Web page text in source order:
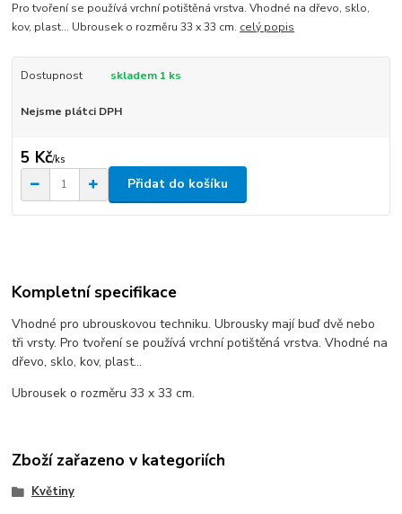
Pro tvoření se používá vrchní potištěná vrstva. Vhodné na dřevo, sklo,
kov, plast... Ubrousek o rozměru 33 x 33 cm. celý popis
Dostupnost skladem 1 ks
Nejsme plátci DPH
5 Kč/ks
Přidat do košíku
Kompletní specifikace
Vhodné pro ubrouskovou techniku. Ubrousky mají buď dvě nebo
tři vrsty. Pro tvoření se používá vrchní potištěná vrstva. Vhodné na
dřevo, sklo, kov, plast...
Ubrousek o rozměru 33 x 33 cm.
Zboží zařazeno v kategoriích
Květiny